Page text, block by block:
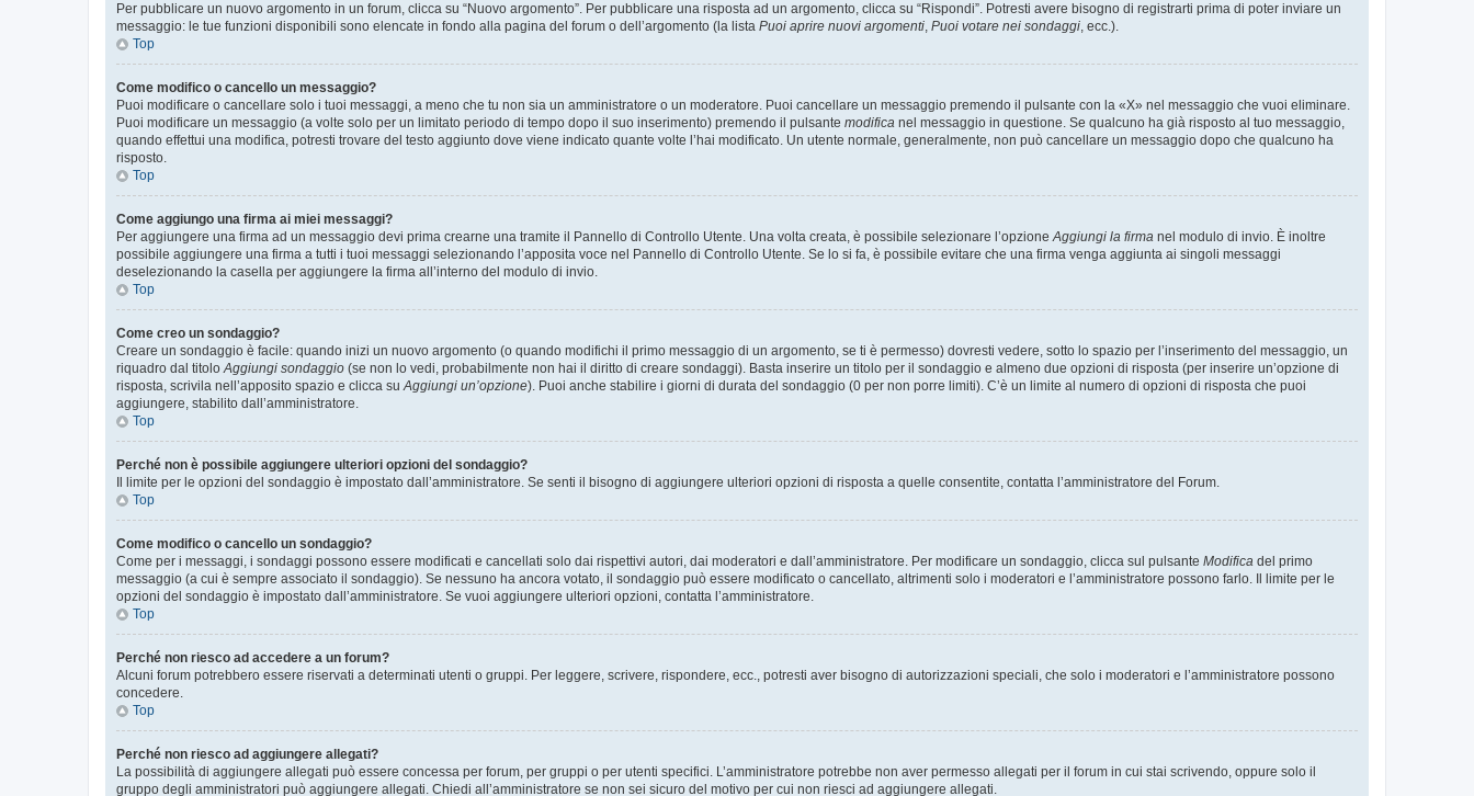
Per pubblicare un nuovo argomento in un forum, clicca su “Nuovo argomento”. Per pubblicare una risposta ad un argomento, clicca su “Rispondi”. Potresti avere bisogno di registrarti prima di poter inviare un
messaggio: le tue funzioni disponibili sono elencate in fondo alla pagina del forum o dell’argomento (la lista Puoi aprire nuovi argomenti, Puoi votare nei sondaggi, ecc.).
Top
Come modifico o cancello un messaggio?
Puoi modificare o cancellare solo i tuoi messaggi, a meno che tu non sia un amministratore o un moderatore. Puoi cancellare un messaggio premendo il pulsante con la «X» nel messaggio che vuoi eliminare.
Puoi modificare un messaggio (a volte solo per un limitato periodo di tempo dopo il suo inserimento) premendo il pulsante modifica nel messaggio in questione. Se qualcuno ha già risposto al tuo messaggio,
quando effettui una modifica, potresti trovare del testo aggiunto dove viene indicato quante volte l’hai modificato. Un utente normale, generalmente, non può cancellare un messaggio dopo che qualcuno ha
risposto.
Top
Come aggiungo una firma ai miei messaggi?
Per aggiungere una firma ad un messaggio devi prima crearne una tramite il Pannello di Controllo Utente. Una volta creata, è possibile selezionare l’opzioneAggiungi la firma nel modulo di invio. È inoltre
possibile aggiungere una firma a tutti i tuoi messaggi selezionando l’apposita voce nel Pannello di Controllo Utente. Se lo si fa, è possibile evitare che una firma venga aggiunta ai singoli messaggi
deselezionando la casella per aggiungere la firma all’interno del modulo di invio.
Top
Come creo un sondaggio?
Creare un sondaggio è facile: quando inizi un nuovo argomento (o quando modifichi il primo messaggio di un argomento, se ti è permesso) dovresti vedere, sotto lo spazio per l’inserimento del messaggio, un
riquadro dal titoloAggiungi sondaggio (se non lo vedi, probabilmente non hai il diritto di creare sondaggi). Basta inserire un titolo per il sondaggio e almeno due opzioni di risposta (per inserire un’opzione di
risposta, scrivila nell’apposito spazio e clicca suAggiungi un’opzione). Puoi anche stabilire i giorni di durata del sondaggio (0 per non porre limiti). C’è un limite al numero di opzioni di risposta che puoi
aggiungere, stabilito dall’amministratore.
Top
Perché non è possibile aggiungere ulteriori opzioni del sondaggio?
Il limite per le opzioni del sondaggio è impostato dall’amministratore. Se senti il bisogno di aggiungere ulteriori opzioni di risposta a quelle consentite, contatta l’amministratore del Forum.
Top
Come modifico o cancello un sondaggio?
Come per i messaggi, i sondaggi possono essere modificati e cancellati solo dai rispettivi autori, dai moderatori e dall’amministratore. Per modificare un sondaggio, clicca sul pulsante Modifica del primo
messaggio (a cui è sempre associato il sondaggio). Se nessuno ha ancora votato, il sondaggio può essere modificato o cancellato, altrimenti solo i moderatori e l’amministratore possono farlo. Il limite per le
opzioni del sondaggio è impostato dall’amministratore. Se vuoi aggiungere ulteriori opzioni, contatta l’amministratore.
Top
Perché non riesco ad accedere a un forum?
Alcuni forum potrebbero essere riservati a determinati utenti o gruppi. Per leggere, scrivere, rispondere, ecc., potresti aver bisogno di autorizzazioni speciali, che solo i moderatori e l’amministratore possono
concedere.
Top
Perché non riesco ad aggiungere allegati?
La possibilità di aggiungere allegati può essere concessa per forum, per gruppi o per utenti specifici. L’amministratore potrebbe non aver permesso allegati per il forum in cui stai scrivendo, oppure solo il
gruppo degli amministratori può aggiungere allegati. Chiedi all’amministratore se non sei sicuro del motivo per cui non riesci ad aggiungere allegati.